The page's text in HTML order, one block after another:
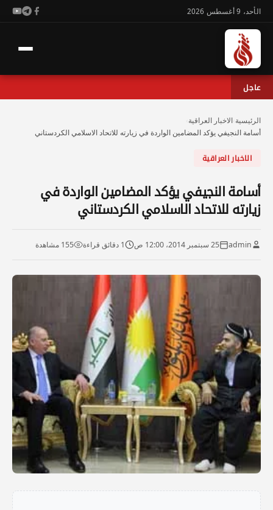
الأحد، 9 أغسطس 2026
عاجل
الرئيسية الاخبار العراقية
أسامة النجيفي يؤكد المضامين الواردة في زيارته للاتحاد الاسلامي الكردستاني
الاخبار العراقية
أسامة النجيفي يؤكد المضامين الواردة في
زيارته للاتحاد الاسلامي الكردستاني
admin 25 سبتمبر 2014، 12:00 ص 1 دقائق قراءة 155 مشاهدة